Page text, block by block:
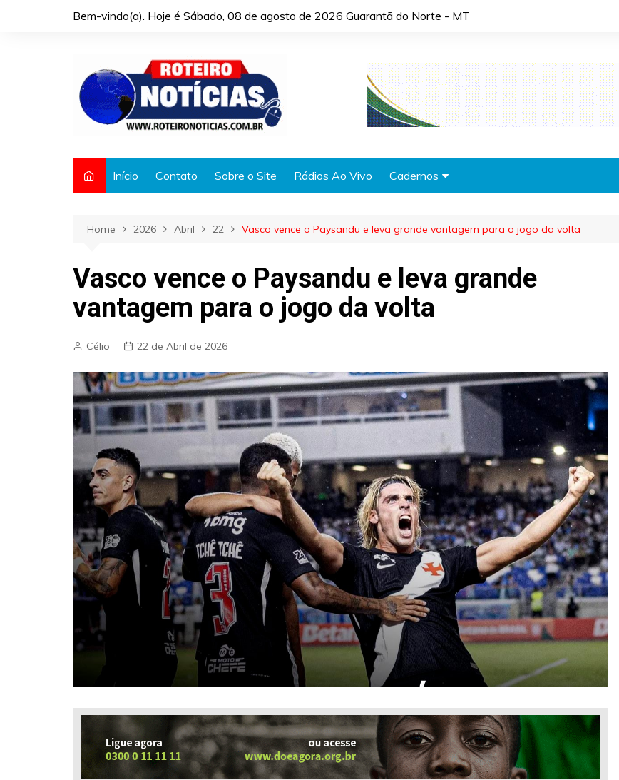
Bem-vindo(a). Hoje é Sábado, 08 de agosto de 2026 Guarantã do Norte - MT
Início Contato Sobre o Site Rádios Ao Vivo Cadernos
Automóveis
Cidades
Cultura
Fama e TV
Justiça
Política
Saúde
Home 2026 Abril 22 Vasco vence o Paysandu e leva grande vantagem para o jogo da volta
Vasco vence o Paysandu e leva grande
vantagem para o jogo da volta
Célio 22 de Abril de 2026